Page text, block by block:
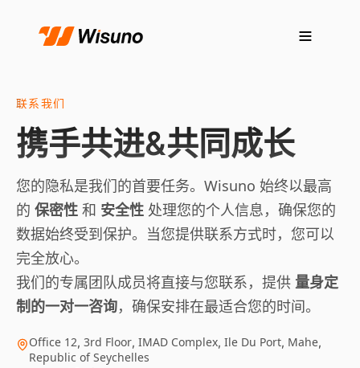
联系我们
携手共进&共同成长
您的隐私是我们的首要任务。Wisuno 始终以最高
的保密性和安全性处理您的个人信息，确保您的
数据始终受到保护。当您提供联系方式时，您可以
完全放心。
我们的专属团队成员将直接与您联系，提供量身定
制的一对一咨询，确保安排在最适合您的时间。
Office 12, 3rd Floor, IMAD Complex, Ile Du Port, Mahe,
Republic of Seychelles